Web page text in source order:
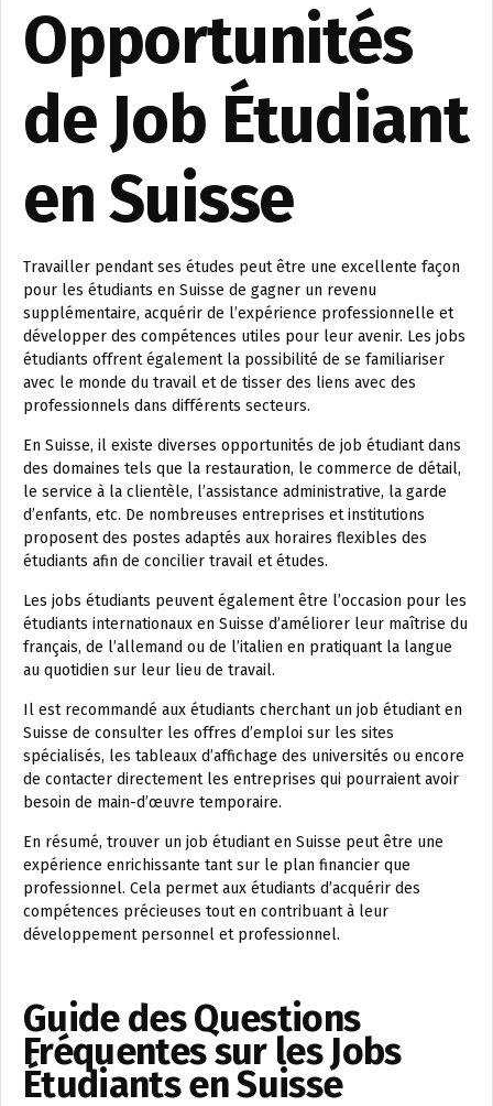
Opportunités
de Job Étudiant
en Suisse
Travailler pendant ses études peut être une excellente façon
pour les étudiants en Suisse de gagner un revenu
supplémentaire, acquérir de l’expérience professionnelle et
développer des compétences utiles pour leur avenir. Les jobs
étudiants offrent également la possibilité de se familiariser
avec le monde du travail et de tisser des liens avec des
professionnels dans différents secteurs.
En Suisse, il existe diverses opportunités de job étudiant dans
des domaines tels que la restauration, le commerce de détail,
le service à la clientèle, l’assistance administrative, la garde
d’enfants, etc. De nombreuses entreprises et institutions
proposent des postes adaptés aux horaires flexibles des
étudiants afin de concilier travail et études.
Les jobs étudiants peuvent également être l’occasion pour les
étudiants internationaux en Suisse d’améliorer leur maîtrise du
français, de l’allemand ou de l’italien en pratiquant la langue
au quotidien sur leur lieu de travail.
Il est recommandé aux étudiants cherchant un job étudiant en
Suisse de consulter les offres d’emploi sur les sites
spécialisés, les tableaux d’affichage des universités ou encore
de contacter directement les entreprises qui pourraient avoir
besoin de main-d’œuvre temporaire.
En résumé, trouver un job étudiant en Suisse peut être une
expérience enrichissante tant sur le plan financier que
professionnel. Cela permet aux étudiants d’acquérir des
compétences précieuses tout en contribuant à leur
développement personnel et professionnel.
Guide des Questions
Fréquentes sur les Jobs
Étudiants en Suisse